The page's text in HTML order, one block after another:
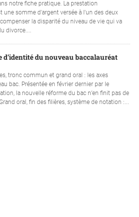
notre fiche pratique. La prestation
une somme d'argent versée à l'un des deux
la disparité du niveau de vie qui va
divorce....
d’identité du nouveau baccalauréat
tronc commun et grand oral : les axes
bac. Présentée en février dernier par le
la nouvelle réforme du bac n’en finit pas de
oral, fin des filières, système de notation :...